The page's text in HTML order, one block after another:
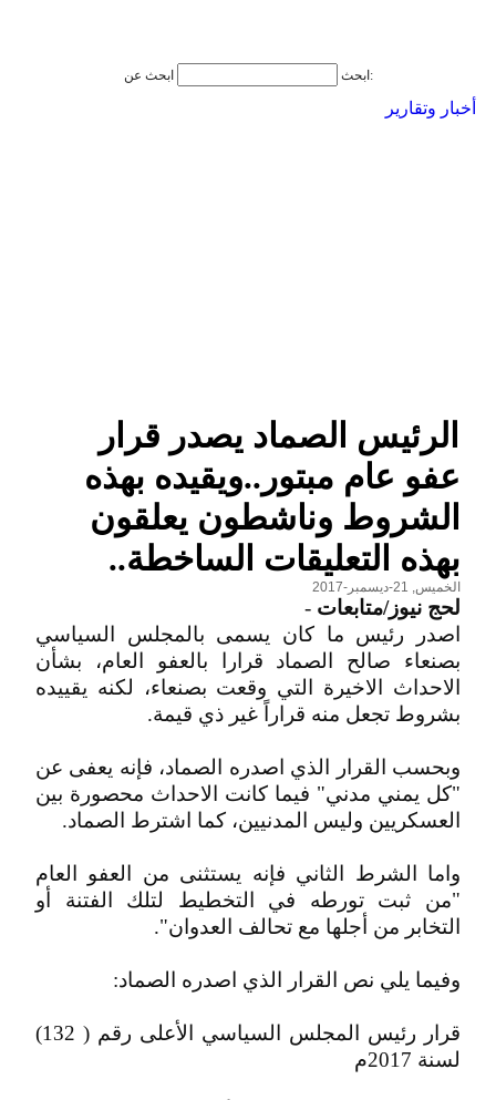
ابحث ابحث عن:
أخبار وتقارير
الرئيس الصماد يصدر قرار
عفو عام مبتور..ويقيده بهذه
الشروط وناشطون يعلقون
بهذه التعليقات الساخطة..
الخميس, 21-ديسمبر-2017
لحج نيوز/متابعات -
اصدر رئيس ما كان يسمى بالمجلس السياسي
بصنعاء صالح الصماد قرارا بالعفو العام، بشأن
الاحداث الاخيرة التي وقعت بصنعاء، لكنه يقييده
بشروط تجعل منه قراراً غير ذي قيمة.
وبحسب القرار الذي اصدره الصماد، فإنه يعفى عن
"كل يمني مدني" فيما كانت الاحداث محصورة بين
العسكريين وليس المدنيين، كما اشترط الصماد.
واما الشرط الثاني فإنه يستثنى من العفو العام
"من ثبت تورطه في التخطيط لتلك الفتنة أو
التخابر من أجلها مع تحالف العدوان".
وفيما يلي نص القرار الذي اصدره الصماد:
قرار رئيس المجلس السياسي الأعلى رقم ( 132)
لسنة 2017م